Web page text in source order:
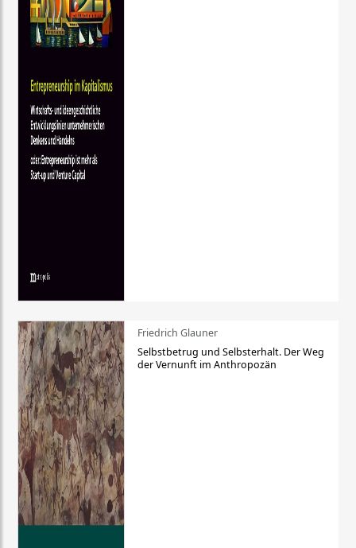
Friedrich Glauner
Selbstbetrug und Selbsterhalt. Der Weg
der Vernunft im Anthropozän